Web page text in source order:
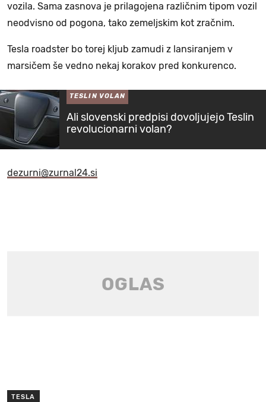
vozila. Sama zasnova je prilagojena različnim tipom vozil
neodvisno od pogona, tako zemeljskim kot zračnim.
Tesla roadster bo torej kljub zamudi z lansiranjem v
marsičem še vedno nekaj korakov pred konkurenco.
TESLIN VOLAN
Ali slovenski predpisi dovoljujejo Teslin
revolucionarni volan?
dezurni@zurnal24.si
TESLA